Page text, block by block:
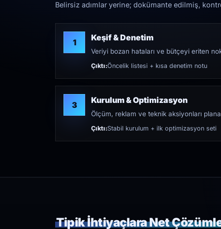
Belirsiz adımlar yerine; dokümante edilmiş,
1 Keşif & Denetim
Veriyi bozan hataları ve bütçeyi eriten
Çıktı:Öncelik listesi + kısa denetim notu
3 Kurulum & Optimizasyon
Ölçüm, reklam ve teknik aksiyonları
Çıktı:Stabil kurulum + ilk optimizasyon seti
Tipik İhtiyaçlara Net